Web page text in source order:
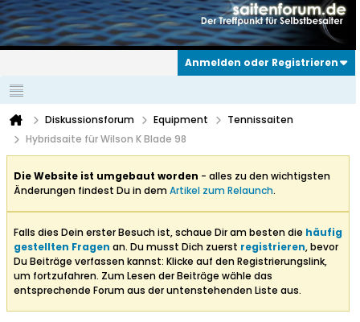
Anmelden oder Registrieren
Diskussionsforum Equipment
Tennissaiten
Hybridsaite für Wilson K Blade 98
Die Website ist umgebaut worden - alles zu den wichtigsten
Änderungen findest Du in demArtikel zum Relaunch.
Falls dies Dein erster Besuch ist, schaue Dir am besten die häufig
gestellten Fragen an. Du musst Dich zuerst registrieren, bevor
Du Beiträge verfassen kannst: Klicke auf den Registrierungslink,
um fortzufahren. Zum Lesen der Beiträge wähle das
entsprechende Forum aus der untenstehenden Liste aus.